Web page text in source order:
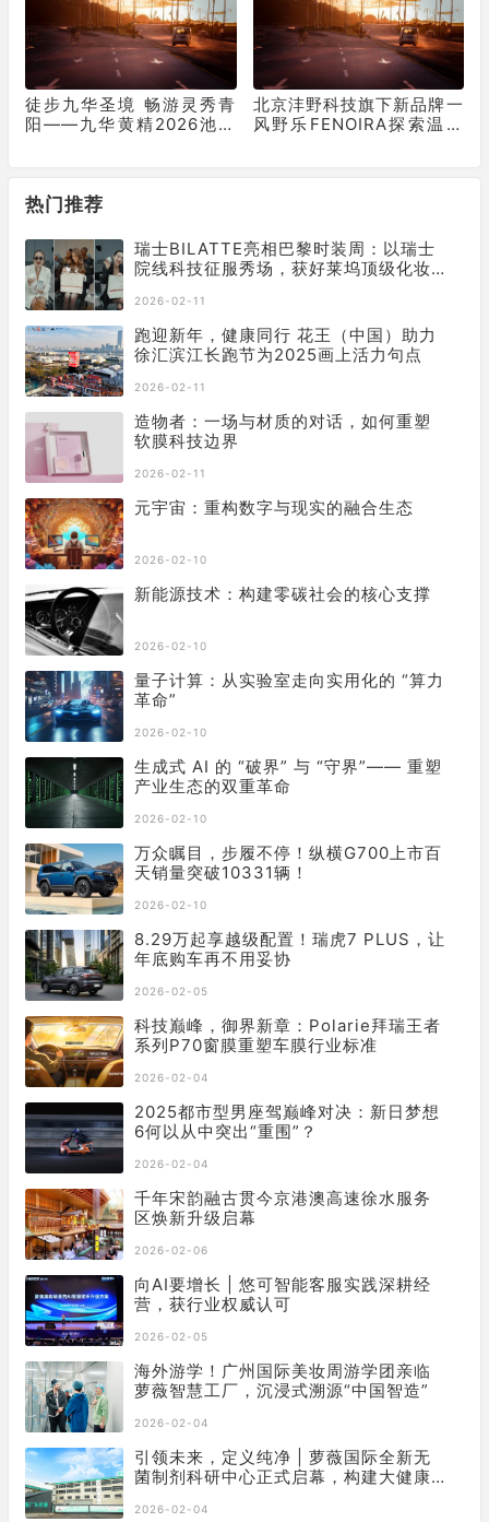
徒步九华圣境 畅游灵秀青
阳——九华黄精2026池州
北京沣野科技旗下新品牌一
风野乐FENOIRA探索温和
热门推荐
瑞士BILATTE亮相巴黎时装周：以瑞士
院线科技征服秀场，获好莱坞顶级化妆
2026-02-11
跑迎新年，健康同行 花王（中国）助力
徐汇滨江长跑节为2025画上活力句点
2026-02-11
造物者：一场与材质的对话，如何重塑
软膜科技边界
2026-02-11
元宇宙：重构数字与现实的融合生态
2026-02-10
新能源技术：构建零碳社会的核心支撑
2026-02-10
量子计算：从实验室走向实用化的 “算力
革命”
2026-02-10
生成式 AI 的 “破界” 与 “守界”—— 重塑
产业生态的双重革命
2026-02-10
万众瞩目，步履不停！纵横G700上市百
天销量突破10331辆！
2026-02-10
8.29万起享越级配置！瑞虎7 PLUS，让
年底购车再不用妥协
2026-02-05
科技巅峰，御界新章：Polarie拜瑞王者
系列P70窗膜重塑车膜行业标准
2026-02-04
2025都市型男座驾巅峰对决：新日梦想
6何以从中突出“重围”？
2026-02-04
千年宋韵融古贯今京港澳高速徐水服务
区焕新升级启幕
2026-02-06
向AI要增长 | 悠可智能客服实践深耕经
营，获行业权威认可
2026-02-05
海外游学！广州国际美妆周游学团亲临
萝薇智慧工厂，沉浸式溯源“中国智造”
2026-02-04
引领未来，定义纯净 | 萝薇国际全新无
菌制剂科研中心正式启幕，构建大健康
2026-02-04